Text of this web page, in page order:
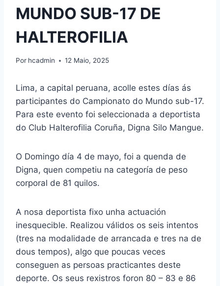
MUNDO SUB-17 DE
HALTEROFILIA
Por hcadmin 12 Maio, 2025
Lima, a capital peruana, acolle estes días ás
participantes do Campionato do Mundo sub-17.
Para este evento foi seleccionada a deportista
do Club Halterofilia Coruña, Digna Silo Mangue.
O Domingo día 4 de mayo, foi a quenda de
Digna, quen competiu na categoría de peso
corporal de 81 quilos.
A nosa deportista fixo unha actuación
inesquecible. Realizou válidos os seis intentos
(tres na modalidade de arrancada e tres na de
dous tempos), algo que poucas veces
conseguen as persoas practicantes deste
deporte. Os seus rexistros foron 80 – 83 e 86